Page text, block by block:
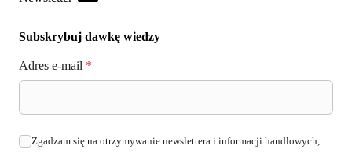
Subskrybuj dawkę wiedzy
Adres e-mail *
Zgadzam się na otrzymywanie newslettera i informacji handlowych,